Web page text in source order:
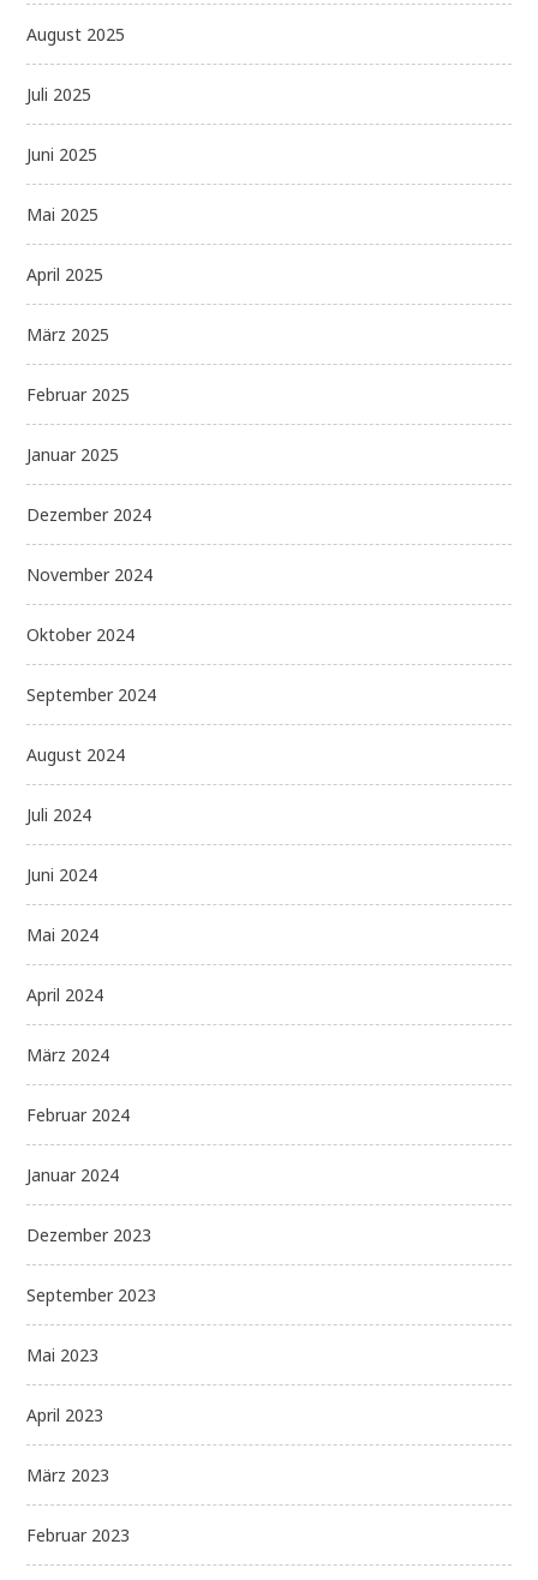
August 2025
Juli 2025
Juni 2025
Mai 2025
April 2025
März 2025
Februar 2025
Januar 2025
Dezember 2024
November 2024
Oktober 2024
September 2024
August 2024
Juli 2024
Juni 2024
Mai 2024
April 2024
März 2024
Februar 2024
Januar 2024
Dezember 2023
September 2023
Mai 2023
April 2023
März 2023
Februar 2023